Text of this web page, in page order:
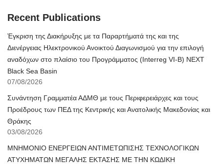
Recent Publications
Έγκριση της Διακήρυξης με τα Παραρτήματά της και της
Διενέργειας Ηλεκτρονικού Ανοικτού Διαγωνισμού για την επιλογή
αναδόχων στο πλαίσιο του Προγράμματος (Interreg VI-B) NEXT
Black Sea Basin
07/08/2026
Συνάντηση Γραμματέα ΑΔΜΘ με τους Περιφερειάρχες και τους
Προέδρους των ΠΕΔ της Κεντρικής και Ανατολικής Μακεδονίας και
Θράκης
03/08/2026
ΜΝΗΜΟΝΙΟ ΕΝΕΡΓΕΙΩΝ ΑΝΤΙΜΕΤΩΠΙΣΗΣ ΤΕΧΝΟΛΟΓΙΚΩΝ
ΑΤΥΧΗΜΑΤΩΝ ΜΕΓΑΛΗΣ ΕΚΤΑΣΗΣ ΜΕ ΤΗΝ ΚΩΔΙΚΗ